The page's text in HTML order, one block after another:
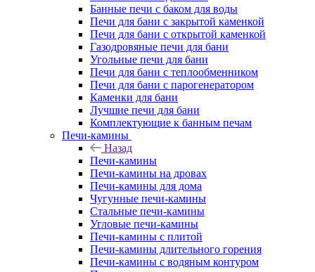
Банные печи с баком для воды
Печи для бани с закрытой каменкой
Печи для бани с открытой каменкой
Газодровяные печи для бани
Угольные печи для бани
Печи для бани с теплообменником
Печи для бани с парогенератором
Каменки для бани
Лучшие печи для бани
Комплектующие к банным печам
Печи-камины
Назад
Печи-камины
Печи-камины на дровах
Печи-камины для дома
Чугунные печи-камины
Стальные печи-камины
Угловые печи-камины
Печи-камины с плитой
Печи-камины длительного горения
Печи-камины с водяным контуром